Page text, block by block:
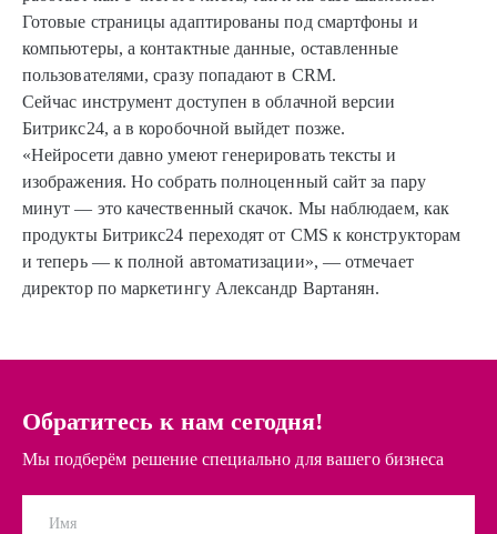
Готовые страницы адаптированы под смартфоны и
компьютеры, а контактные данные, оставленные
пользователями, сразу попадают в CRM.
Сейчас инструмент доступен в облачной версии
Битрикс24, а в коробочной выйдет позже.
«Нейросети давно умеют генерировать тексты и
изображения. Но собрать полноценный сайт за пару
минут — это качественный скачок. Мы наблюдаем, как
продукты Битрикс24 переходят от CMS к конструкторам
и теперь — к полной автоматизации», — отмечает
директор по маркетингу Александр Вартанян.
Обратитесь к нам сегодня!
Мы подберём решение специально для вашего бизнеса
Имя